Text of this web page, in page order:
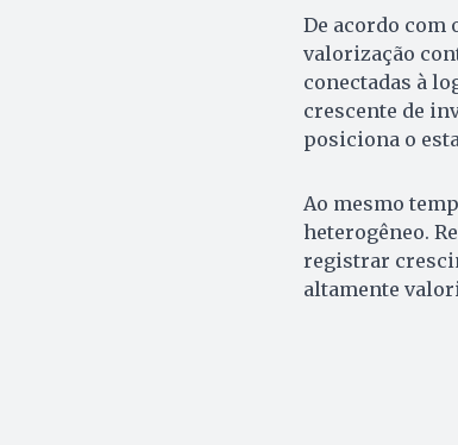
De acordo com
valorização
conectadas à
crescente de
posiciona o
Ao mesmo
heterogêneo.
registrar
altamente